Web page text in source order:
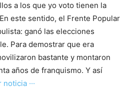
a los que yo voto tienen la
este sentido, el Frente Popular
ganó las elecciones
Para demostrar que era
bastante y montaron
años de franquismo. Y así
noticia ···